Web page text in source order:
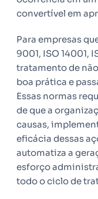
convertível em
Para empresas
9001, ISO 14001,
tratamento de
boa prática e
Essas normas
de que a
causas,
eficácia dessas
automatiza a
esforço
todo o ciclo de